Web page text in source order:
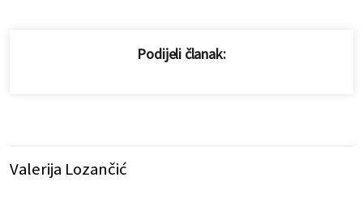
Podijeli članak:
Valerija Lozančić